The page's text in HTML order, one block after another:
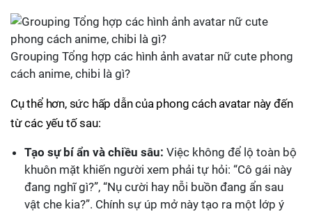
Grouping Tổng hợp các hình ảnh avatar nữ cute phong
cách anime, chibi là gì?
Cụ thể hơn, sức hấp dẫn của phong cách avatar này đến
từ các yếu tố sau:
Tạo sự bí ẩn và chiều sâu: Việc không để lộ toàn bộ
khuôn mặt khiến người xem phải tự hỏi: “Cô gái này
đang nghĩ gì?”, “Nụ cười hay nỗi buồn đang ẩn sau
vật che kia?”. Chính sự úp mở này tạo ra một lớp ý